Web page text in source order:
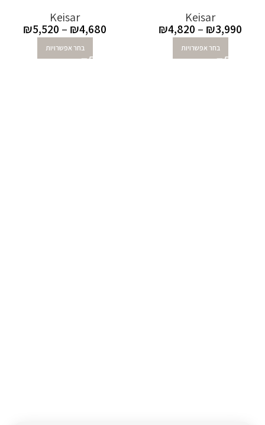
Keisar
₪3,990
–
₪4,820
בחר אפשרויות
Keisar
₪4,680
–
₪5,520
בחר אפשרויות